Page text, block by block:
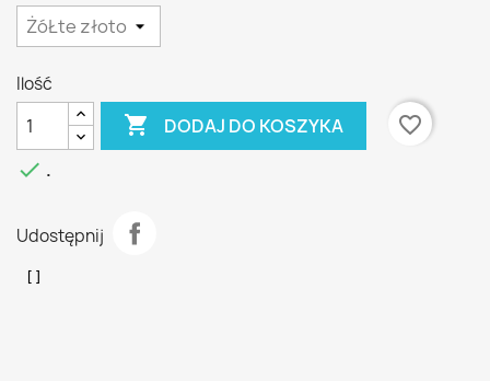
Ilość
 DODAJ DO KOSZYKA
favorite_border
 .
Udostępnij